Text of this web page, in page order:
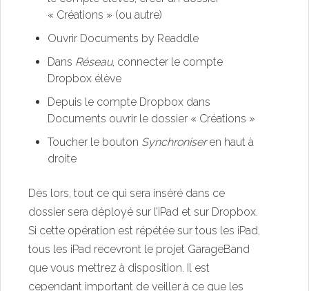
« Créations » (ou autre)
Ouvrir Documents by Readdle
Dans Réseau, connecter le compte
Dropbox élève
Depuis le compte Dropbox dans
Documents ouvrir le dossier « Créations »
Toucher le bouton Synchroniseren haut à
droite
Dès lors, tout ce qui sera inséré dans ce
dossier sera déployé sur l’iPad et sur Dropbox.
Si cette opération est répétée sur tous les iPad,
tous les iPad recevront le projet GarageBand
que vous mettrez à disposition. Il est
cependant important de veiller à ce que les